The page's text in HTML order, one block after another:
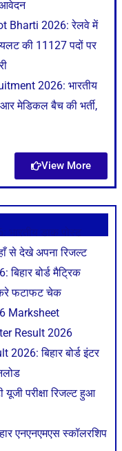
आवेदन
Bharti 2026: रेलवे में
की 11127 पदों पर
2026: भारतीय
मेडिकल बैच की भर्ती,
View More
डाक पोस्ट
से देखे अपना रिजल्ट
बोर्ड मैट्रिक
करे फटाफट चेक
Marksheet
Result 2026
बिहार बोर्ड इंटर
परीक्षा रिजल्ट हुआ
एनएनएमएस स्कॉलरशिप